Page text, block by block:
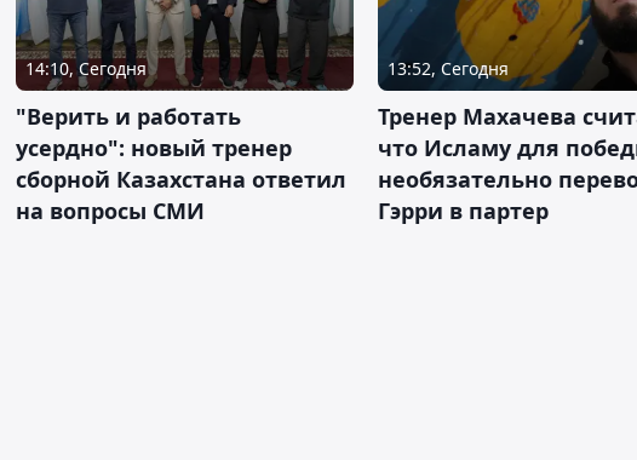
14:10, Сегодня
"Верить и работать
усердно": новый тренер
сборной Казахстана ответил
на вопросы СМИ
13:52, Сегодня
Тренер Махачева
что Исламу для
необязательно
Гэрри в партер